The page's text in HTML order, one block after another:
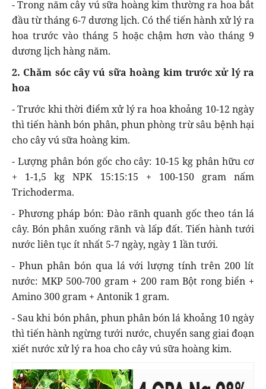
- Trong năm cây vú sữa hoàng kim thường ra hoa bắt
đầu từ tháng 6-7 dương lịch. Có thể tiến hành xử lý ra
hoa trước vào tháng 5 hoặc chậm hơn vào tháng 9
dương lịch hàng năm.
2. Chăm sóc cây vú sữa hoàng kim trước xử lý ra
hoa
- Trước khi thời điểm xử lý ra hoa khoảng 10-12 ngày
thì tiến hành bón phân, phun phòng trừ sâu bệnh hại
cho cây vú sữa hoàng kim.
- Lượng phân bón gốc cho cây: 10-15 kg phân hữu cơ
+ 1-1,5 kg NPK 15:15:15 + 100-150 gram nấm
Trichoderma.
- Phương pháp bón: Đào rãnh quanh gốc theo tán lá
cây. Bón phân xuống rãnh và lấp đất. Tiến hành tưới
nước liên tục ít nhất 5-7 ngày, ngày 1 lần tưới.
- Phun phân bón qua lá với lượng tính trên 200 lít
nước: MKP 500-700 gram + 200 ram Bột rong biển +
Amino 300 gram + Antonik 1 gram.
- Sau khi bón phân, phun phân bón lá khoảng 10 ngày
thì tiến hành ngừng tưới nước, chuyển sang giai đoạn
xiết nước xử lý ra hoa cho cây vú sữa hoàng kim.